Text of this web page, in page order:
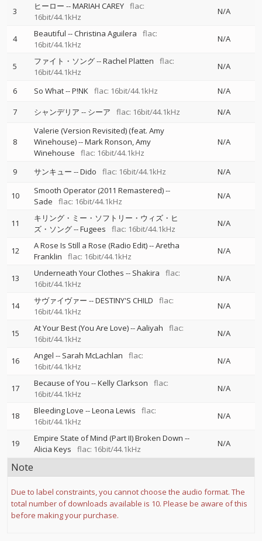
3 ヒーロー --MARIAH CAREY flac:
16bit/44.1kHz
N/A
4 Beautiful --Christina Aguilera
flac:
16bit/44.1kHz
N/A
5 ファイト・ソング--Rachel Platten
flac:
16bit/44.1kHz
N/A
6 So What--P!NK flac: 16bit/44.1kHz
N/A
7
シャンデリア -- シーア flac: 16bit/44.1kHz N/A
8
Valerie (Version Revisited) (feat. Amy
Winehouse)--Mark Ronson Amy
Winehouse
flac: 16bit/44.1kHz
N/A
9 サンキュー --Dido flac: 16bit/44.1kHz N/A
10 Smooth Operator (2011 Remastered)--
Sade
flac: 16bit/44.1kHz
N/A
11
キリング・ミー・ソフトリー・ウィズ・ヒ
ズ・ソング--Fugees flac: 16bit/44.1kHz
N/A
12 A Rose Is Still a Rose (Radio Edit)--Aretha
Franklin
flac: 16bit/44.1kHz
N/A
13 Underneath Your Clothes -- Shakira
flac:
16bit/44.1kHz
N/A
14 サヴァイヴァー --DESTINY'S CHILD
flac:
16bit/44.1kHz
N/A
15 At Your Best (You Are Love)--Aaliyah
flac:
16bit/44.1kHz
N/A
16 Angel -- Sarah McLachlan
flac:
16bit/44.1kHz
N/A
17 Because of You --Kelly Clarkson
flac:
16bit/44.1kHz
N/A
18 Bleeding Love --Leona Lewis
flac:
16bit/44.1kHz
N/A
19 Empire State of Mind (Part II) Broken Down --
Alicia Keys
flac: 16bit/44.1kHz
N/A
Note
Due to label constraints, you cannot choose the audio format. The
total number of downloads available is 10. Please be aware of this
before making your purchase.